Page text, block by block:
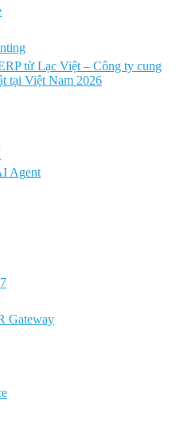
từ Lạc Việt – Công ty cung
tại Việt Nam 2026
Agent
Gateway